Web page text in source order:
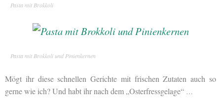
Pasta mit Brokkoli
Pasta mit Brokkoli und Pinienkernen
Mögt ihr diese schnellen Gerichte mit frischen Zutaten auch so
gerne wie ich? Und habt ihr nach dem „Osterfressgelage“ …